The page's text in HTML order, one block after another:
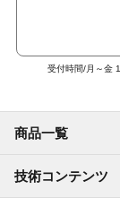
受付時間/月～金
商品一覧
技術コンテンツ